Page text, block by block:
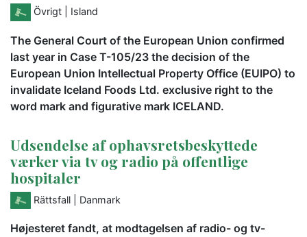
Övrigt | Island
The General Court of the European Union confirmed
last year in Case T-105/23 the decision of the
European Union Intellectual Property Office (EUIPO) to
invalidate Iceland Foods Ltd. exclusive right to the
word mark and figurative mark ICELAND.
Udsendelse af ophavsretsbeskyttede
værker via tv og radio på offentlige
hospitaler
Rättsfall | Danmark
Højesteret fandt, at modtagelsen af radio- og tv-